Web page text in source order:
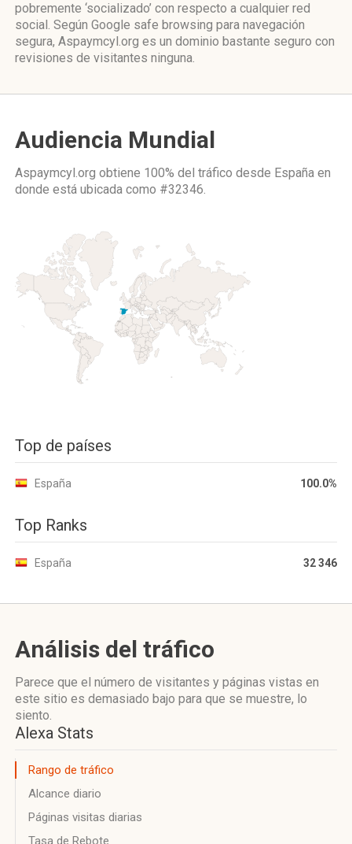
pobremente ‘socializado’ con respecto a cualquier red
social. Según Google safe browsing para navegación
segura, Aspaymcyl.org es un dominio bastante seguro con
revisiones de visitantes ninguna.
Audiencia Mundial
Aspaymcyl.org obtiene 100% del tráfico desde España en
donde está ubicada como #32346.
Top de países
España 100.0%
Top Ranks
España 32 346
Análisis del tráfico
Parece que el número de visitantes y páginas vistas en
este sitio es demasiado bajo para que se muestre, lo
siento.
Alexa Stats
Rango de tráfico
Alcance diario
Páginas visitas diarias
Tasa de Rebote